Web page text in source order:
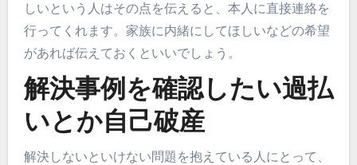
しいという人はその点を伝えると、本人に直接連絡を
行ってくれます。家族に内緒にしてほしいなどの希望
があれば伝えておくといいでしょう。
解決事例を確認したい過払
いとか自己破産
解決しないといけない問題を抱えている人にとって、